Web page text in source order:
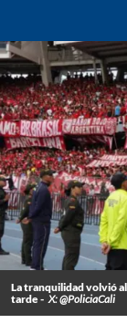
La tranquilidad volvió
tarde - X: @PoliciaCali